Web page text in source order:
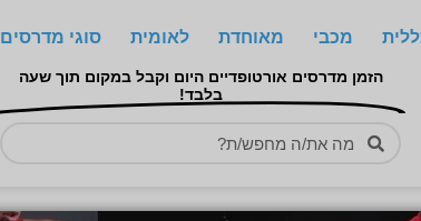
מכבי מאוחדת לאומית סוגי מדרסים
הזמן מדרסים אורטופדיים היום וקבל במקום תוך שעה
בלבד!